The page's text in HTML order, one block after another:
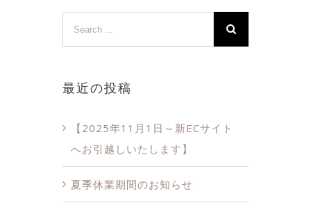
最近の投稿
【2025年11月1日～新ECサイト
へお引越しいたします】
夏季休業期間のお知らせ